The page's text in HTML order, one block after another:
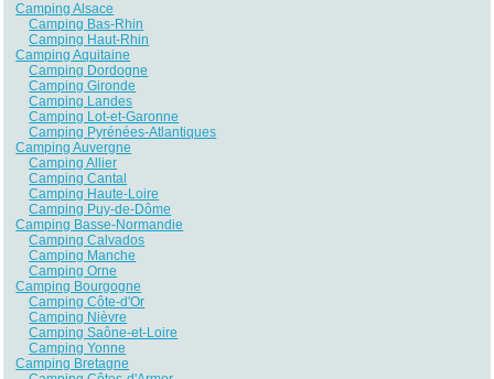
Camping Alsace
Camping Bas-Rhin
Camping Haut-Rhin
Camping Aquitaine
Camping Dordogne
Camping Gironde
Camping Landes
Camping Lot-et-Garonne
Camping Pyrénées-Atlantiques
Camping Auvergne
Camping Allier
Camping Cantal
Camping Haute-Loire
Camping Puy-de-Dôme
Camping Basse-Normandie
Camping Calvados
Camping Manche
Camping Orne
Camping Bourgogne
Camping Côte-d'Or
Camping Nièvre
Camping Saône-et-Loire
Camping Yonne
Camping Bretagne